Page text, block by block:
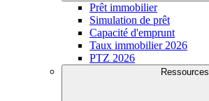
Prêt immobilier
Simulation de prêt
Capacité d'emprunt
Taux immobilier 2026
PTZ 2026
Ressources